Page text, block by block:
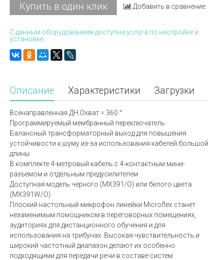
Купить в один клик Добавить в сравнение
С данным оборудованием доступна услуга по настройке и
установке.
Описание Характеристики Загрузки
Всенаправленная ДН.Охват = 360 °
Программируемый мембранный переключатель
Балансный трансформаторный выход для повышения
устойчивости к шуму из-за использования кабелей большой
длины
В комплекте 4-метровый кабель с 4-контактным мини-
разъемом и отдельным предусилителем
Доступная модель черного (MX391/O) или белого цвета
(MX391W/O)
Плоский настольный микрофон линейки Microflex станет
незаменимым помощником в переговорных помещениях,
аудиториях для дистанционного обучения и для
использования на трибунах. Высокая чувствительность и
широкий частотный диапазон делают их особенно
подходящими для передачи речи в составе систем